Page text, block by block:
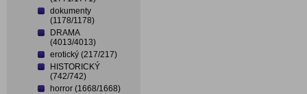
dokumenty
(1178/1178)
DRAMA
(4013/4013)
erotický (217/217)
HISTORICKÝ
(742/742)
horror (1668/1668)